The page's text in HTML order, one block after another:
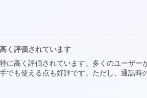
く評価されています
に高く評価されています。多くのユーザ
でも使える点も好評です。ただし、通話